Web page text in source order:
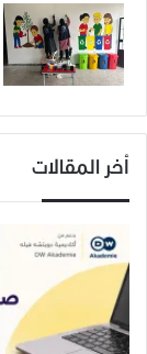
أخر المقالات